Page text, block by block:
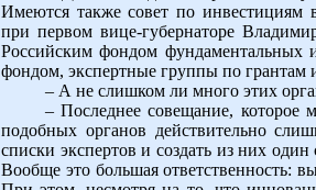
Имеются также совет по инвестициям
при первом вице-губернаторе
Российским фондом фундаментальных
фондом, экспертные группы по грантам
– А не слишком ли много этих
– Последнее совещание, которое
подобных органов действительно
списки экспертов и создать из них
Вообще это большая ответственность: